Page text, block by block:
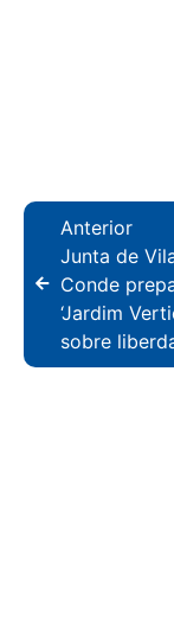
Anterior
Junta de
Conde
‘Jardim
sobre